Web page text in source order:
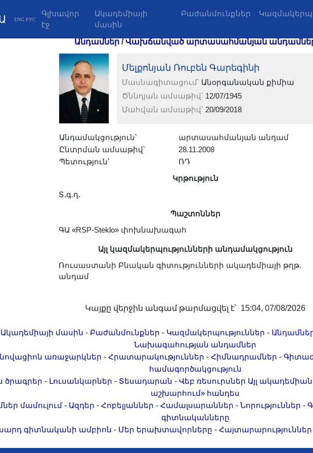
ENG РУС
Գլխավոր
էջ
Ակադեմիայի
մասին
Բաժանմունքներ
Անդամներ /Վախճանված արտասահմանյան
Մելքոնյան Ռուբեն Գարեգինի
Մասնագիտացում՝ Անօրգանական քիմիա
Ծննդյան ամսաթիվ՝ 12/07/1945
Մահվան ամսաթիվ՝ 20/09/2018
Անդամակցություն՝
արտասահմանյան անդամ
Ընտրման ամսաթիվ՝
28.11.2008
Պետություն՝
ՌԴ
Կրթություն
Տ.գ.դ.
Պաշտոններ
ԳԱ «RSP-Steklo» փոխնախագահ
Այլ կազմակերպությունների անդամակցություն
Ռուսաստանի Բնական գիտությունների ակադեմիայի թղթ.
անդամ
Կայքը վերջին անգամ թարմացվել է՝ 15:04, 07/08/2026
Ակադեմիայի մասին - Բաժանմունքներ - Կազմակերպություններ -
Նախագահության անդամներ
առաջարկներ - Հրատարակություններ - Հիմնադրամներ -
համագործակցություն
- Լուսանկարներ - Տեսադարան - Վեբ ռեսուրսներ Այլ
աշխարհում» հանդես
մամուլում - Ազդեր - Հոբելյաններ - Համալսարաններ - Նորություններ -
գիտնականները
գիտնականի ամբիոն - Մեր երախտավորները - Հայտարարություններ